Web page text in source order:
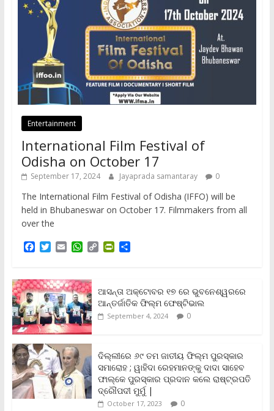
Entertainment
International Film Festival of
Odisha on October 17
September 17, 2024 Jayaprada samantaray 0
The International Film Festival of Odisha (IFFO) will be
held in Bhubaneswar on October 17. Filmmakers from all
over the
F
e
b
o
o
k
T
t
t
e
r
E
i
l
W
t
s
A
p
p
C
L
i
n
k
P
t
F
r
i
d
l
y
S
e
ଆସନ୍ତା ଅକ୍ଟୋବର ୧୭ ରେ ଭୁବନେଶ୍ୱରରେ
ଆନ୍ତର୍ଜାତିକ ଫିଲ୍ମ ଫେଷ୍ଟିଭାଲ
September 4, 2024 0
ଦିଲ୍ଲୀରେ ୬୯ ତମ ଜାତୀୟ ଫିଲ୍ମ ପୁରସ୍କାର
ସମାରୋହ ; ୱାହିଦା ରେହମାନଙ୍କୁ ଦାଦା ସାହେବ
ଫାଲ୍‌କେ ପୁରସ୍କାର ପ୍ରଦାନ କଲେ ରାଷ୍ଟ୍ରପତି
ଦ୍ରୌପଦୀ ମୁର୍ମୁ |
October 17, 2023 0